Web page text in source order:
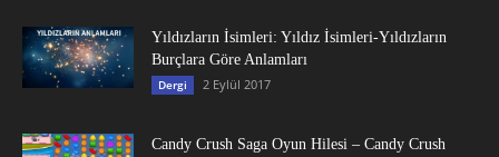
Yıldızların İsimleri: Yıldız İsimleri-Yıldızların
Burçlara Göre Anlamları
Dergi 2 Eylül 2017
Candy Crush Saga Oyun Hilesi – Candy Crush